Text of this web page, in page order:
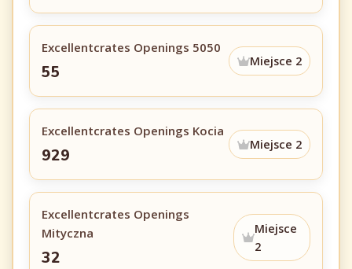
Excellentcrates Openings 5050
55
Miejsce 2
Excellentcrates Openings Kocia
929
Miejsce 2
Excellentcrates Openings
Mityczna
32
Miejsce
2